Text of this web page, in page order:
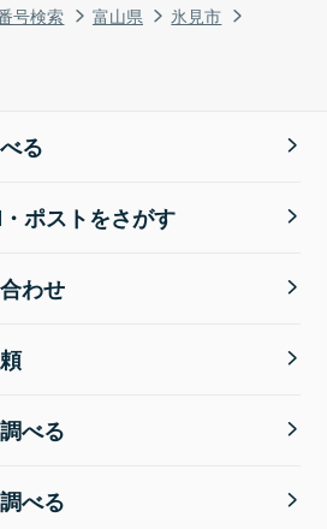
号検索 富山県
氷見市
る
ポストをさがす
わせ
べる
べる